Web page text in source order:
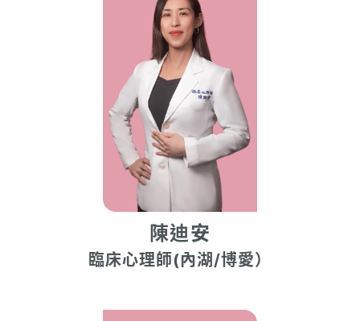
陳迪安
臨床心理師(內湖/博愛）